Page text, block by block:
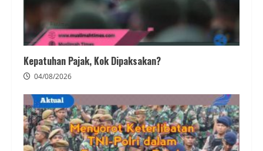
Kepatuhan Pajak, Kok Dipaksakan?
04/08/2026